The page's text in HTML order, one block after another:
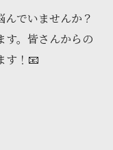
んでいませんか？
す。皆さんからの
す！📧